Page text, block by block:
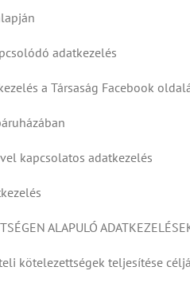
adatkezelés
a Társaság Facebook
kapcsolatos adatkezelés
ALAPULÓ
kötelezettségek teljesítése